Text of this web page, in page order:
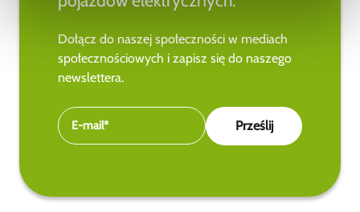
Dołącz do naszej społeczności w mediach
społecznościowych i zapisz się do naszego
newslettera.